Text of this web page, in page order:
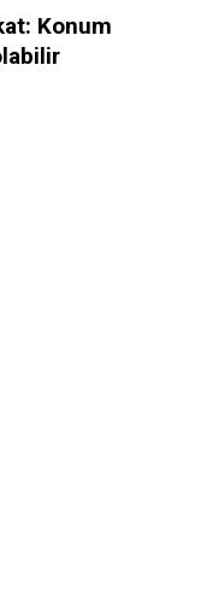
Konum